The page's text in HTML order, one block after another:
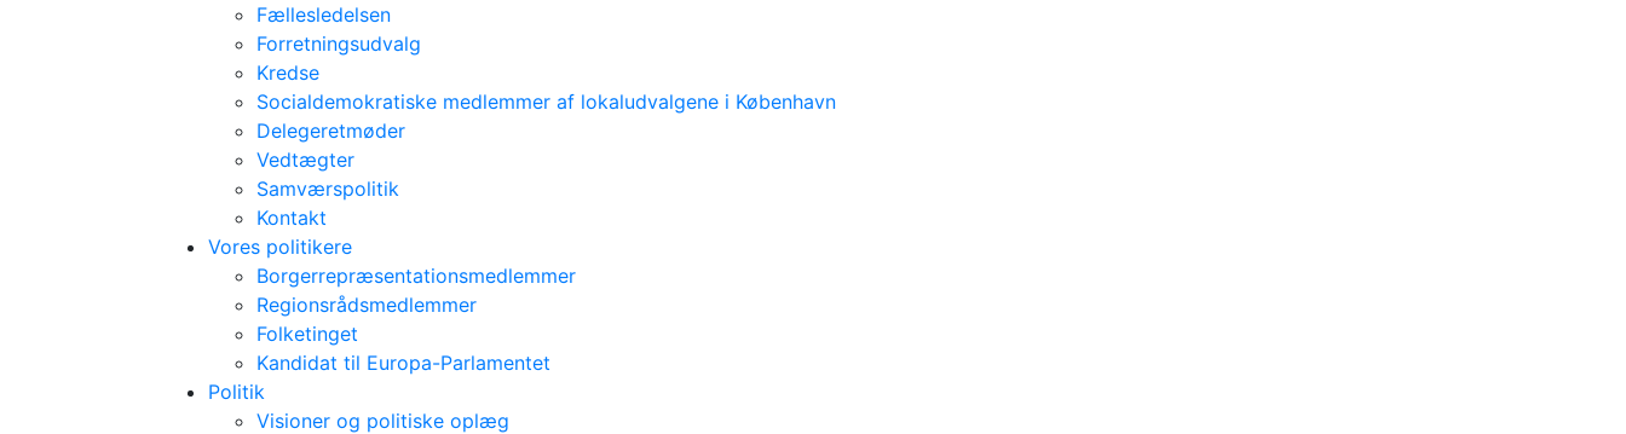
Fællesledelsen
Forretningsudvalg
Kredse
Socialdemokratiske medlemmer af lokaludvalgene i København
Delegeretmøder
Vedtægter
Samværspolitik
Kontakt
Vores politikere
Borgerrepræsentationsmedlemmer
Regionsrådsmedlemmer
Folketinget
Kandidat til Europa-Parlamentet
Politik
Visioner og politiske oplæg